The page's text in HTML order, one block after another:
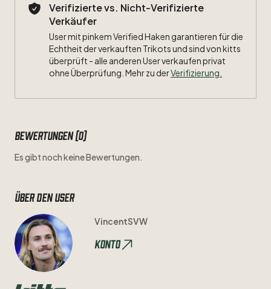
Verifizierte vs. Nicht-Verifizierte
Verkäufer
User mit pinkem Verified Haken garantieren für die
Echtheit der verkauften Trikots und sind von kitts
überprüft - alle anderen User verkaufen privat
ohne Überprüfung. Mehr zu derVerifizierung.
Bewertungen (0)
Es gibt noch keine Bewertungen.
Über den user
VincentSVW
Konto